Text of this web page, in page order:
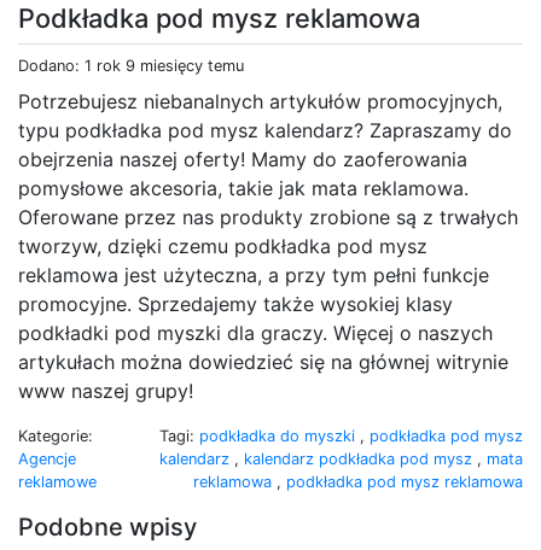
Podkładka pod mysz reklamowa
Dodano: 1 rok 9 miesięcy temu
Potrzebujesz niebanalnych artykułów promocyjnych,
typu podkładka pod mysz kalendarz? Zapraszamy do
obejrzenia naszej oferty! Mamy do zaoferowania
pomysłowe akcesoria, takie jak mata reklamowa.
Oferowane przez nas produkty zrobione są z trwałych
tworzyw, dzięki czemu podkładka pod mysz
reklamowa jest użyteczna, a przy tym pełni funkcje
promocyjne. Sprzedajemy także wysokiej klasy
podkładki pod myszki dla graczy. Więcej o naszych
artykułach można dowiedzieć się na głównej witrynie
www naszej grupy!
Kategorie:
Agencje
reklamowe
Tagi: podkładka do myszki , podkładka pod mysz
kalendarz , kalendarz podkładka pod mysz , mata
reklamowa , podkładka pod mysz reklamowa
Podobne wpisy